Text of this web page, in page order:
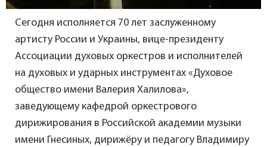
Сегодня исполняется 70 лет заслуженному
артисту России и Украины, вице-президенту
Ассоциации духовых оркестров и исполнителей
на духовых и ударных инструментах «Духовое
общество имени Валерия Халилова»,
заведующему кафедрой оркестрового
дирижирования в Российской академии музыки
имени Гнесиных, дирижёру и педагогу Владимиру